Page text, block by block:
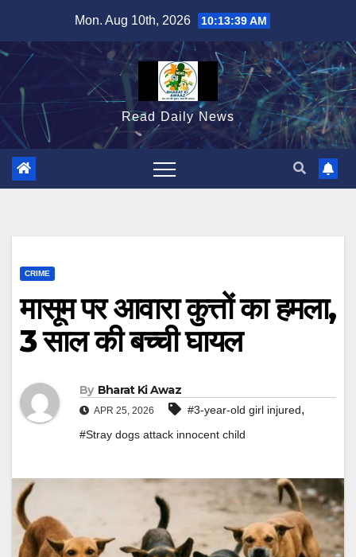
content
Mon. Aug 10th, 2026 10:13:40 AM
Read Daily News
CRIME
मासूम पर आवारा कुत्तों का हमला,
3 साल की बच्ची घायल
By Bharat Ki Awaz
APR 25, 2026 #3-year-old girl injured,
#Stray dogs attack innocent child